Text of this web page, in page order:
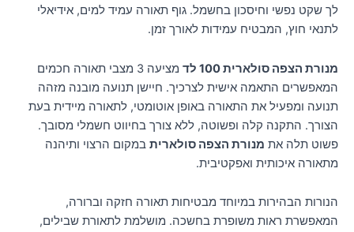
לך שקט נפשי וחיסכון בחשמל. גוף תאורה עמיד למים, אידיאלי
לתנאי חוץ, המבטיח עמידות לאורך זמן.
מנורת הצפה סולארית 100 לד
מציעה 3 מצבי תאורה חכמים
המאפשרים התאמה אישית לצרכיך. חיישן תנועה מובנה מזהה
תנועה ומפעיל את התאורה באופן אוטומטי, לתאורה מיידית בעת
הצורך. התקנה קלה ופשוטה, ללא צורך בחיווט חשמלי מסובך.
פשוט תלה את מנורת הצפה סולארית במקום הרצוי ותיהנה
מתאורה איכותית ואפקטיבית.
הנורות הבהירות במיוחד מבטיחות תאורה חזקה וברורה,
המאפשרת ראות משופרת בחשכה. מושלמת לתאורת שבילים,